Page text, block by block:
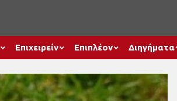
Επιχειρείν Επιπλέον Διηγήματα